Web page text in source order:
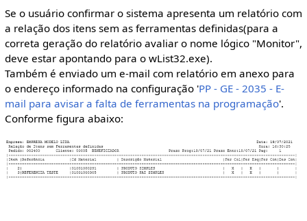
Se o usuário confirmar o sistema apresenta um relatório com
a relação dos itens sem as ferramentas definidas(para a
correta geração do relatório avaliar o nome lógico "Monitor",
deve estar apontando para o wList32.exe).
Também é enviado um e-mail com relatório em anexo para
o endereço informado na configuração 'PP - GE - 2035 - E-
mail para avisar a falta de ferramentas na programação'.
Conforme figura abaixo: